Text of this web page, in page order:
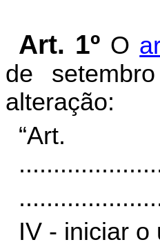
Art. 1º O
de
alteração:
IV - iniciar o